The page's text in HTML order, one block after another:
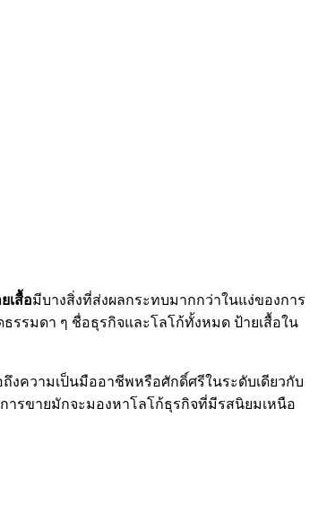
เสื้อมีบางสิ่งที่ส่งผลกระทบมากกว่าในแง่ของการ
รรมดา ๆ ชื่อธุรกิจและโลโก้ทั้งหมด ป้ายเสื้อใน
ความเป็นมืออาชีพหรือศักดิ์ศรีในระดับเดียวกับ
ารขายมักจะมองหาโลโก้ธุรกิจที่มีรสนิยมเหนือ